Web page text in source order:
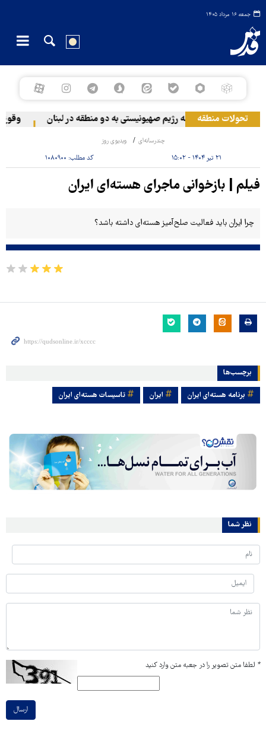
جمعه ۱۶ مرداد ۱۴۰۵
تحولات منطقهحمله رژیم صهیونیستی به دو منطقه در لبنان وقوع
چندرسانه‌ای ویدیوی روز
۲۱ تیر ۱۴۰۴ - ۱۵:۰۲ کد مطلب: ۱۰۸۰۹۰۰
فیلم | بازخوانی ماجرای هسته‌ای ایران
چرا ایران باید فعالیت صلح‌آمیز هسته‌ای داشته باشد؟
برچسب‌ها
برنامه هسته‌ای ایران ایران تاسیسات هسته‌ای ایران
نظر شما
* لطفا متن تصویر را در جعبه متن وارد کنید
ارسال